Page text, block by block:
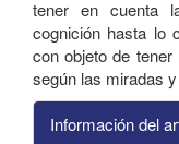
tener en cuenta
cognición hasta lo
con objeto de
según las miradas
Información del